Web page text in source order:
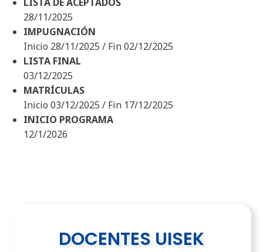
28/11/2025
IMPUGNACIÓN
Inicio 28/11/2025 / Fin 02/12/2025
LISTA FINAL
03/12/2025
MATRÍCULAS
Inicio 03/12/2025 / Fin 17/12/2025
INICIO PROGRAMA
12/1/2026
DOCENTES UISEK